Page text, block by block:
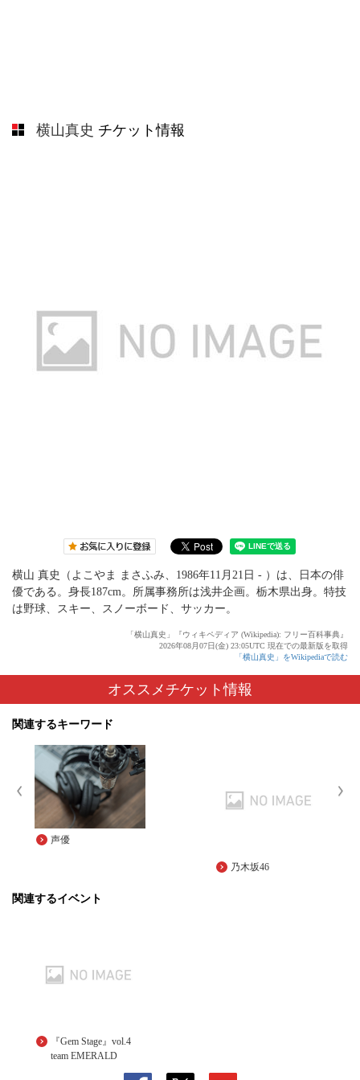
横山真史 チケット情報
横山 真史（よこやま まさふみ、1986年11月21日 - ）は、日本の俳
優である。身長187cm。所属事務所は浅井企画。栃木県出身。特技
は野球、スキー、スノーボード、サッカー。
「横山真史」『ウィキペディア (Wikipedia): フリー百科事典』
2026年08月07日(金) 23:05UTC 現在での最新版を取得
「横山真史」をWikipediaで読む
オススメチケット情報
関連するキーワード
声優
乃木坂46
関連するイベント
『Gem Stage』vol.4
team EMERALD